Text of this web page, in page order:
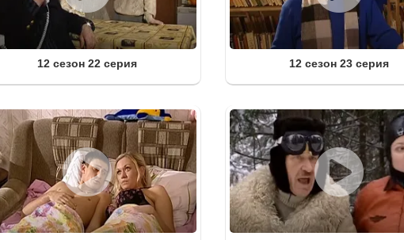
12 сезон 22 серия 12 сезон 23 серия